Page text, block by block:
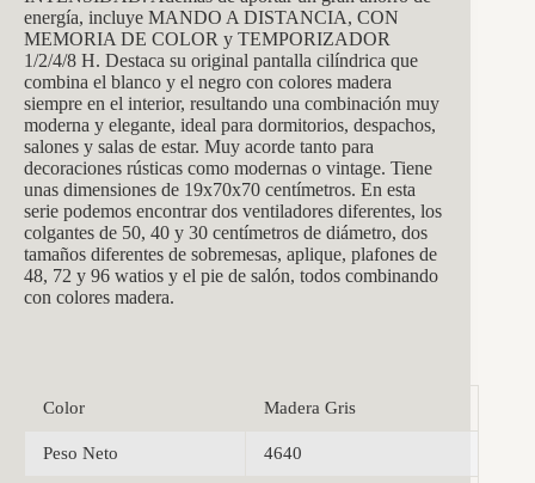
energía, incluye MANDO A DISTANCIA, CON
MEMORIA DE COLOR y TEMPORIZADOR
1/2/4/8 H. Destaca su original pantalla cilíndrica que
combina el blanco y el negro con colores madera
siempre en el interior, resultando una combinación muy
moderna y elegante, ideal para dormitorios, despachos,
salones y salas de estar. Muy acorde tanto para
decoraciones rústicas como modernas o vintage. Tiene
unas dimensiones de 19x70x70 centímetros. En esta
serie podemos encontrar dos ventiladores diferentes, los
colgantes de 50, 40 y 30 centímetros de diámetro, dos
tamaños diferentes de sobremesas, aplique, plafones de
48, 72 y 96 watios y el pie de salón, todos combinando
con colores madera.
Color Madera Gris
Peso Neto 4640